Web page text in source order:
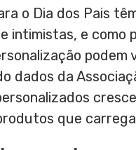
o Dia dos Pais
intimistas, e como
dados da
que